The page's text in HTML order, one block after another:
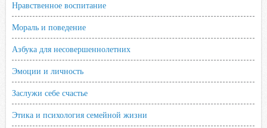
Нравственное воспитание
Мораль и поведение
Азбука для несовершеннолетних
Эмоции и личность
Заслужи себе счастье
Этика и психология семейной жизни